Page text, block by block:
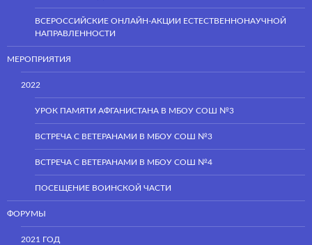
ВСЕРОССИЙСКИЕ ОНЛАЙН-АКЦИИ ЕСТЕСТВЕННОНАУЧНОЙ
НАПРАВЛЕННОСТИ
МЕРОПРИЯТИЯ
2022
УРОК ПАМЯТИ АФГАНИСТАНА В МБОУ СОШ №3
ВСТРЕЧА С ВЕТЕРАНАМИ В МБОУ СОШ №3
ВСТРЕЧА С ВЕТЕРАНАМИ В МБОУ СОШ №4
ПОСЕЩЕНИЕ ВОИНСКОЙ ЧАСТИ
ФОРУМЫ
2021 ГОД